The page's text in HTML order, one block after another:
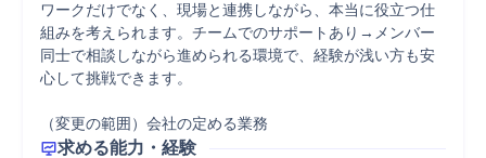
ワークだけでなく、現場と連携しながら、本当に役立つ仕
組みを考えられます。チームでのサポートあり→メンバー
同士で相談しながら進められる環境で、経験が浅い方も安
心して挑戦できます。
（変更の範囲）会社の定める業務
求める能力・経験